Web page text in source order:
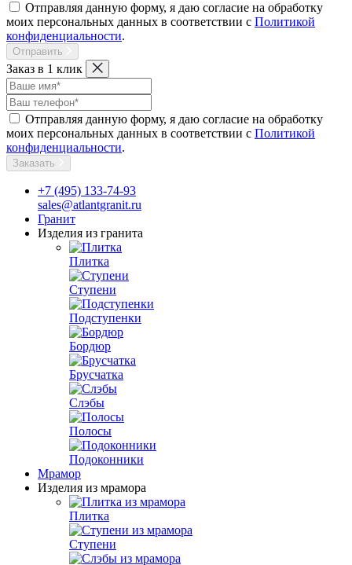
Отправляя данную форму, я даю согласие на обработку
моих персональных данных в соответствии с Политикой
конфиденциальности.
Отправить
Заказ в 1 клик
Отправляя данную форму, я даю согласие на обработку
моих персональных данных в соответствии с Политикой
конфиденциальности.
Заказать
+7 (495) 133-74-93
sales@atlantgranit.ru
Гранит
Изделия из гранита
Плитка
Ступени
Подступенки
Бордюр
Брусчатка
Слэбы
Полосы
Подоконники
Мрамор
Изделия из мрамора
Плитка
Ступени